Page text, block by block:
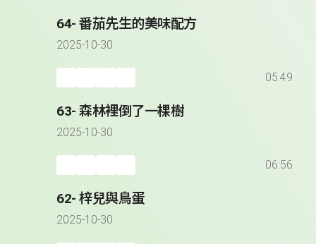
64- 番茄先生的美味配方
2025-10-30
05:49
63- 森林裡倒了一棵樹
2025-10-30
06:56
62- 梓兒與鳥蛋
2025-10-30